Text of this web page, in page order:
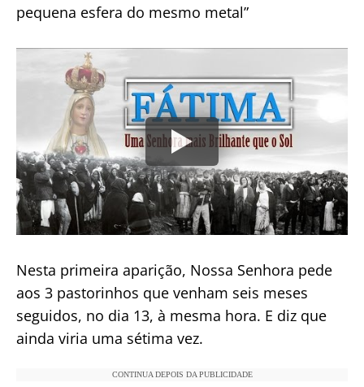
pequena esfera do mesmo metal”
Nesta primeira aparição, Nossa Senhora pede
aos 3 pastorinhos que venham seis meses
seguidos, no dia 13, à mesma hora. E diz que
ainda viria uma sétima vez.
CONTINUA DEPOIS DA PUBLICIDADE